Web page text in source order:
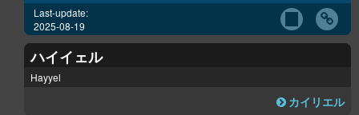
Last-update:
2025-08-19
ハイイェル
Hayyel
カイリエル